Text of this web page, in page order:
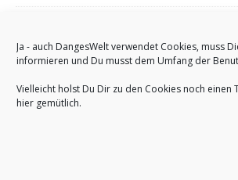
Ja - auch DangesWelt verwendet Cookies, muss
informieren und Du musst dem Umfang der
Vielleicht holst Du Dir zu den Cookies noch einen
hier gemütlich.
AnettbeiJahresrückblick 2024